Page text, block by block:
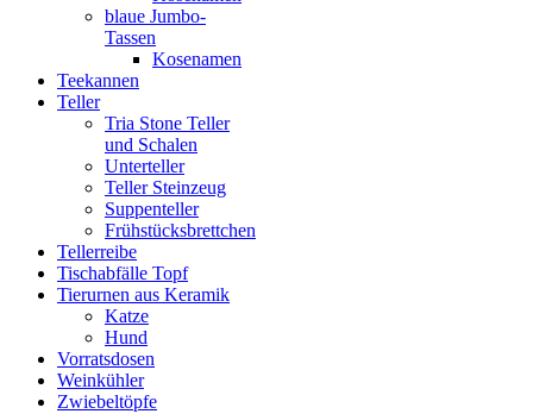
blaue Jumbo-
Tassen
Kosenamen
Teekannen
Teller
Tria Stone Teller
und Schalen
Unterteller
Teller Steinzeug
Suppenteller
Frühstücksbrettchen
Tellerreibe
Tischabfälle Topf
Tierurnen aus Keramik
Katze
Hund
Vorratsdosen
Weinkühler
Zwiebeltöpfe